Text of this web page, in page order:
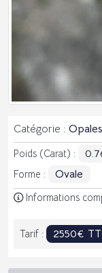
Catégorie : Opales
Poids (Carat) :
Forme : Ovale
Informations
Tarif : 2550€